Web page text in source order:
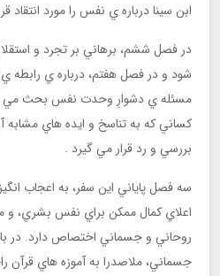
ابن سينا درباره ي نفس را مورد انتقاد
در فصل ششم، برهاني بر تجرد و
شود و در فصل هفتم، درباره ي رابطه
مسئله ي دشوارِ وحدت نفس بحث مي
كساني كه به تناسخ و ايده هاي
بررسي و رد قرار مي گيرد .
سه فصل پاياني اين سفر، به اعجاب
اعلاي كمال ممكن براي نفس بشري، و
روحاني و جسماني اختصاص دارد. در
جسماني، ملاصدرا به آموزه هاي